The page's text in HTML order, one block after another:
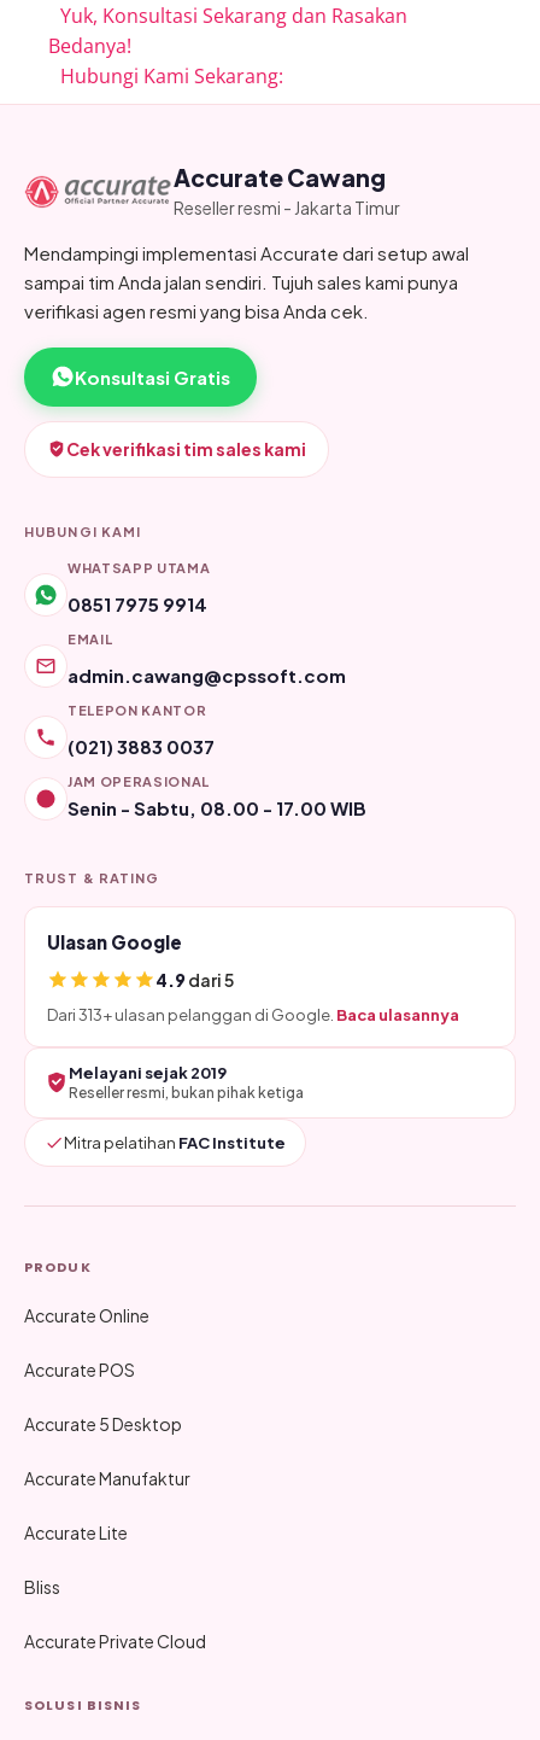
Yuk, Konsultasi Sekarang dan Rasakan
Bedanya!
Hubungi Kami Sekarang:
Accurate Cawang
Reseller resmi - Jakarta Timur
Mendampingi implementasi Accurate dari setup awal
sampai tim Anda jalan sendiri. Tujuh sales kami punya
verifikasi agen resmi yang bisa Anda cek.
Konsultasi Gratis
Cek verifikasi tim sales kami
HUBUNGI KAMI
WHATSAPP UTAMA
0851 7975 9914
EMAIL
admin.cawang@cpssoft.com
TELEPON KANTOR
(021) 3883 0037
JAM OPERASIONAL
Senin - Sabtu, 08.00 - 17.00 WIB
TRUST & RATING
Ulasan Google
4.9dari 5
Dari 313+ ulasan pelanggan di Google. Baca ulasannya
Melayani sejak 2019
Reseller resmi, bukan pihak ketiga
Mitra pelatihan FAC Institute
PRODUK
Accurate Online
Accurate POS
Accurate 5 Desktop
Accurate Manufaktur
Accurate Lite
Bliss
Accurate Private Cloud
SOLUSI BISNIS